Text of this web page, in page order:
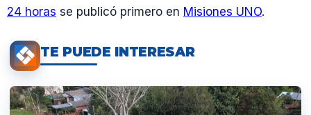
24 horas se publicó primero en Misiones UNO.
TE PUEDE INTERESAR